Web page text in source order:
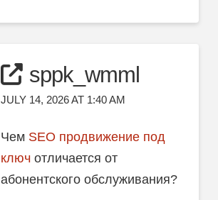
sppk_wmml
JULY 14, 2026 AT 1:40 AM
Чем SEO продвижение под
ключ отличается от
абонентского обслуживания?